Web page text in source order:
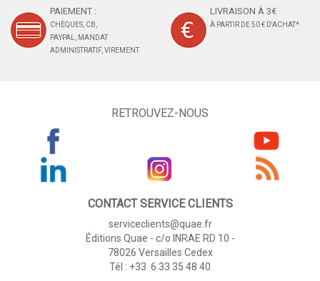
PAIEMENT :
CHÈQUES, CB,
PAYPAL, MANDAT
ADMINISTRATIF, VIREMENT
LIVRAISON À 3€
À PARTIR DE 50 € D'ACHAT*
RETROUVEZ-NOUS
CONTACT SERVICE CLIENTS
serviceclients@quae.fr
Éditions Quae - c/o INRAE RD 10 -
78026 Versailles Cedex
Tél : +33 6 33 35 48 40